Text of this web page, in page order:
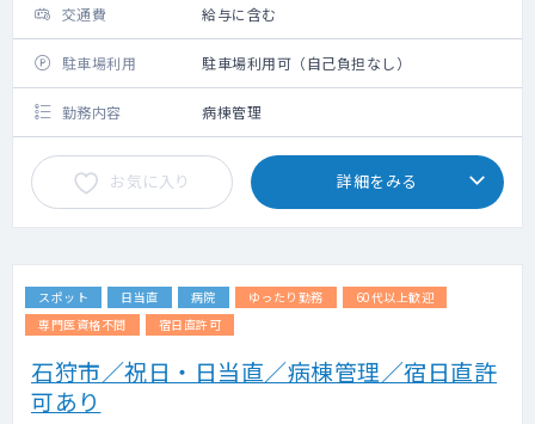
交通費 給与に含む
駐車場利用 駐車場利用可（自己負担なし）
勤務内容 病棟管理
お気に入り 詳細をみる
スポット 日当直 病院 ゆったり勤務
60代以上歓迎
専門医資格不問
宿日直許可
石狩市／祝日・日当直／病棟管理／宿日直許
可あり